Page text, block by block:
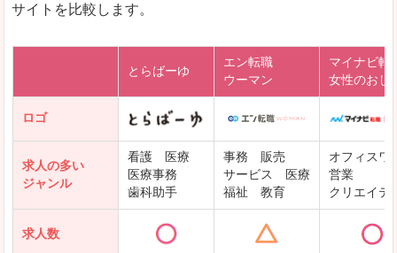
サイトを比較します。
とらばーゆ
エン転職
ウーマン
マイナビ転
女性のおし
ロゴ
求人の多い
ジャンル
看護 医療
医療事務
歯科助手
事務 販売
サービス 医療
福祉 教育
オフィスワ
営業
クリエイテ
求人数